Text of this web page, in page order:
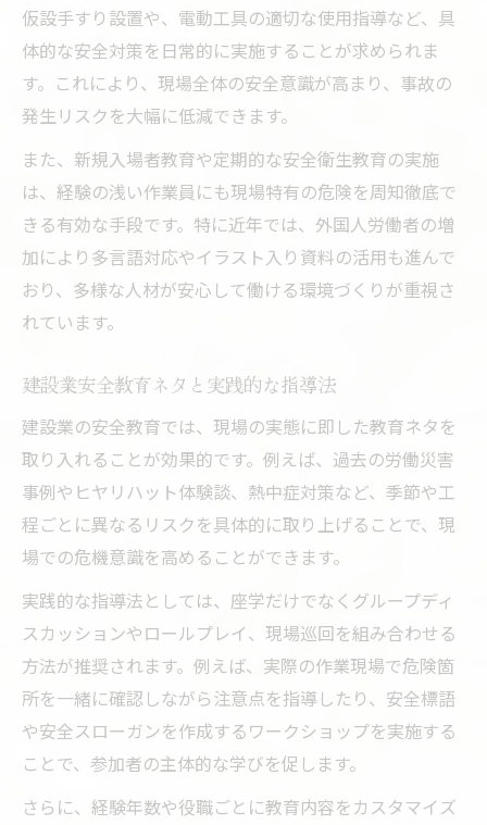
仮設手すり設置や、電動工具の適切な使用指導など、具
体的な安全対策を日常的に実施することが求められま
す。これにより、現場全体の安全意識が高まり、事故の
発生リスクを大幅に低減できます。
また、新規入場者教育や定期的な安全衛生教育の実施
は、経験の浅い作業員にも現場特有の危険を周知徹底で
きる有効な手段です。特に近年では、外国人労働者の増
加により多言語対応やイラスト入り資料の活用も進んで
おり、多様な人材が安心して働ける環境づくりが重視さ
れています。
建設業安全教育ネタと実践的な指導法
建設業の安全教育では、現場の実態に即した教育ネタを
取り入れることが効果的です。例えば、過去の労働災害
事例やヒヤリハット体験談、熱中症対策など、季節や工
程ごとに異なるリスクを具体的に取り上げることで、現
場での危機意識を高めることができます。
実践的な指導法としては、座学だけでなくグループディ
スカッションやロールプレイ、現場巡回を組み合わせる
方法が推奨されます。例えば、実際の作業現場で危険箇
所を一緒に確認しながら注意点を指導したり、安全標語
や安全スローガンを作成するワークショップを実施する
ことで、参加者の主体的な学びを促します。
さらに、経験年数や役職ごとに教育内容をカスタマイズ